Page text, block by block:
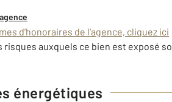
d'honoraires de l'agence, cliquez ici
risques auxquels ce bien est exposé
énergétiques